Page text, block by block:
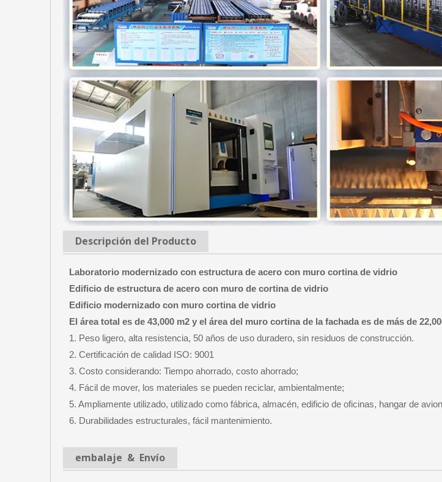
Descripción del Producto
Laboratorio modernizado con estructura de acero con muro cortina de vidrio
Edificio de estructura de acero con muro de cortina de vidrio
Edificio modernizado con muro cortina de vidrio
El área total es de 43,000 m2 y el área del muro cortina de la fachada es de más de
1. Peso ligero, alta resistencia, 50 años de uso duradero, sin residuos de construcción.
2. Certificación de calidad ISO: 9001
3. Costo considerando: Tiempo ahorrado, costo ahorrado;
4. Fácil de mover, los materiales se pueden reciclar, ambientalmente;
5. Ampliamente utilizado, utilizado como fábrica, almacén, edificio de oficinas, hangar de
6. Durabilidades estructurales, fácil mantenimiento.
embalaje & Envío